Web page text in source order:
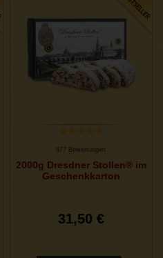
877 Bewertungen
2000g Dresdner Stollen® im
Geschenkkarton
31,50 €